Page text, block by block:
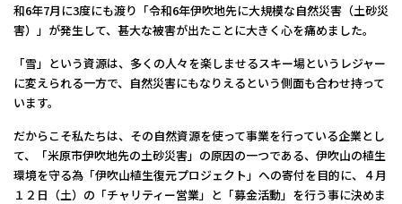
和6年7月に3度にも渡り「令和6年伊吹地先に大規模な自然災害（土砂災
害）」が発生して、甚大な被害が出たことに大きく心を痛めました。
「雪」という資源は、多くの人々を楽しませるスキー場というレジャー
に変えられる一方で、自然災害にもなりえるという側面も合わせ持って
います。
だからこそ私たちは、その自然資源を使って事業を行っている企業とし
て、「米原市伊吹地先の土砂災害」の原因の一つである、伊吹山の植生
環境を守る為「伊吹山植生復元プロジェクト」への寄付を目的に、４月
１２日（土）の「チャリティー営業」と「募金活動」を行う事に決めま